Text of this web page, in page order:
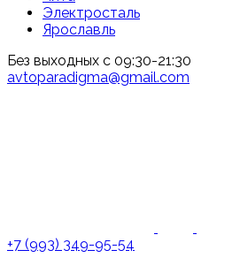
Электросталь
Ярославль
Без выходных с 09:30-21:30
avtoparadigma@gmail.com
+7 (993) 349-95-54